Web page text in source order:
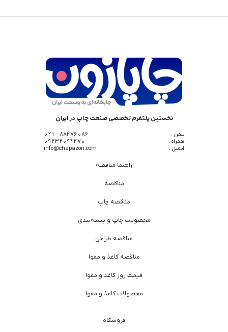
نخستین پلتفرم تخصصی صنعت چاپ در ایران
تلفن :
88476086 - 021
همراه :
09232094470
ایمیل :
info@chapazon.com
راهنما مناقصه
مناقصه
مناقصه چاپ
محصولات چاپ و بسته‌بندی
مناقصه طراحی
مناقصه کاغذ و مقوا
قیمت روز کاغذ و مقوا
محصولات کاغذ و مقوا
فروشگاه